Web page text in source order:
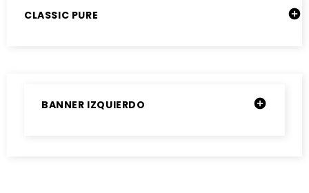
CLASSIC PURE 
BANNER IZQUIERDO 